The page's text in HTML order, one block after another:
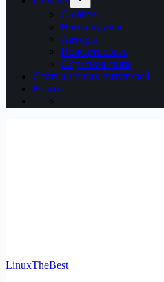
О сайте
Наши друзья
Авторы
Пожертвовать
Обратная связь
Статьи наших читателей
Войти
LinuxTheBest